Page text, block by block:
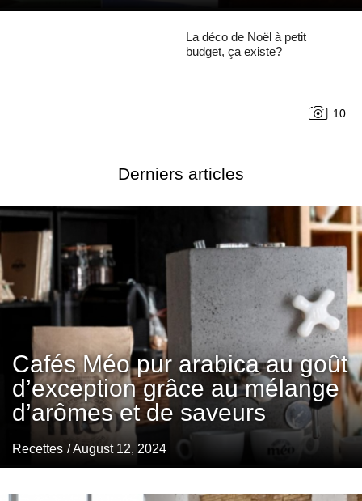
La déco de Noël à petit
budget, ça existe?
10
Derniers articles
Cafés Méo pur arabica au goût
d’exception grâce au mélange
d’arômes et de saveurs
Recettes / August 12, 2024